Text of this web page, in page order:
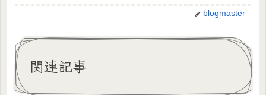
blogmaster
関連記事